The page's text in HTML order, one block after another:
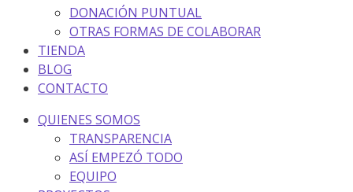
DONACIÓN PUNTUAL
OTRAS FORMAS DE COLABORAR
TIENDA
BLOG
CONTACTO
QUIENES SOMOS
TRANSPARENCIA
ASÍ EMPEZÓ TODO
EQUIPO